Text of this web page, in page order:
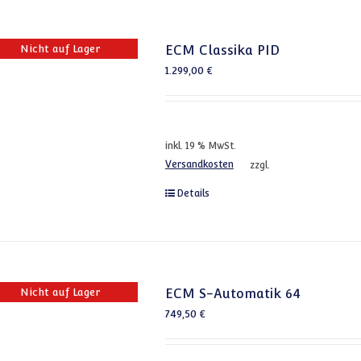
Nicht auf Lager ECM Classika PID
1.299,00 €
inkl. 19 % MwSt.
zzgl.
Versandkosten
Details
Nicht auf Lager ECM S-Automatik 64
749,50 €